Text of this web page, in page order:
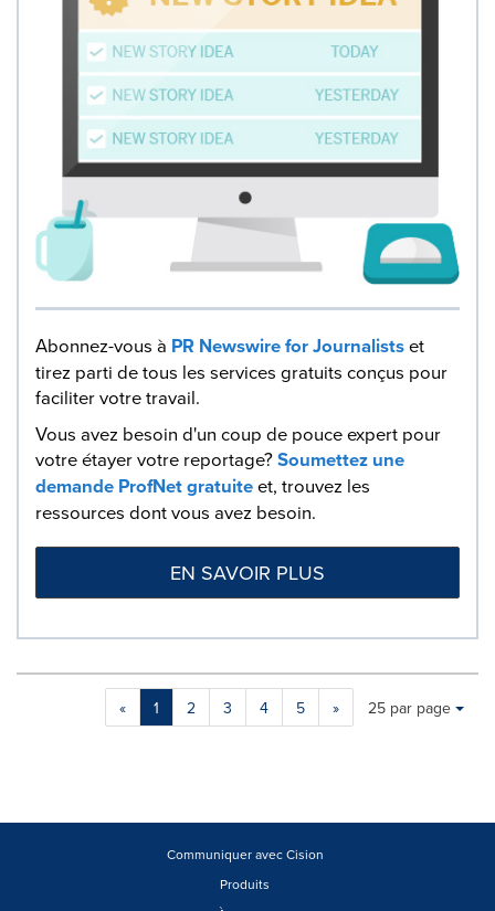
Abonnez-vous à PR Newswire for Journalistset
tirez parti de tous les services gratuits conçus pour
faciliter votre travail.
Vous avez besoin d'un coup de pouce expert pour
votre étayer votre reportage?Soumettez une
demande ProfNet gratuiteet, trouvez les
ressources dont vous avez besoin.
EN SAVOIR PLUS
« 1 2 3 4 5 »
Making
will
Items per page:
25 par page
Communiquer avec Cision
Produits